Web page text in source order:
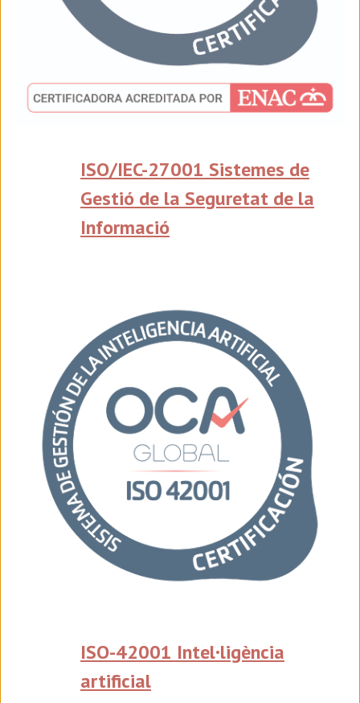
ISO/IEC-27001 Sistemes de
Gestió de la Seguretat de la
Informació
ISO-42001 Intel·ligència
artificial